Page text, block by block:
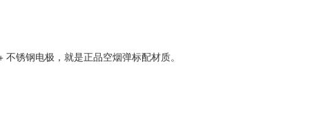
锈钢电极，就是正品空烟弹标配材质。